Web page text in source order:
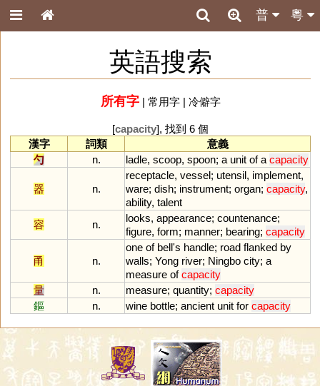
粵
普
英語搜索
所有字| 常用字| 冷僻字
[capacity], 找到 6 個
漢字
詞類
意義
勺
n. ladle, scoop, spoon; a unit of a capacity
器 n.
receptacle, vessel; utensil, implement,
ware; dish; instrument; organ; capacity,
ability, talent
容
n.
looks, appearance; countenance;
figure, form; manner; bearing; capacity
甬 n.
one of bell's handle; road flanked by
walls; Yong river; Ningbo city; a
measure of capacity
量
n. measure; quantity; capacity
鏂
n. wine bottle; ancient unit for capacity